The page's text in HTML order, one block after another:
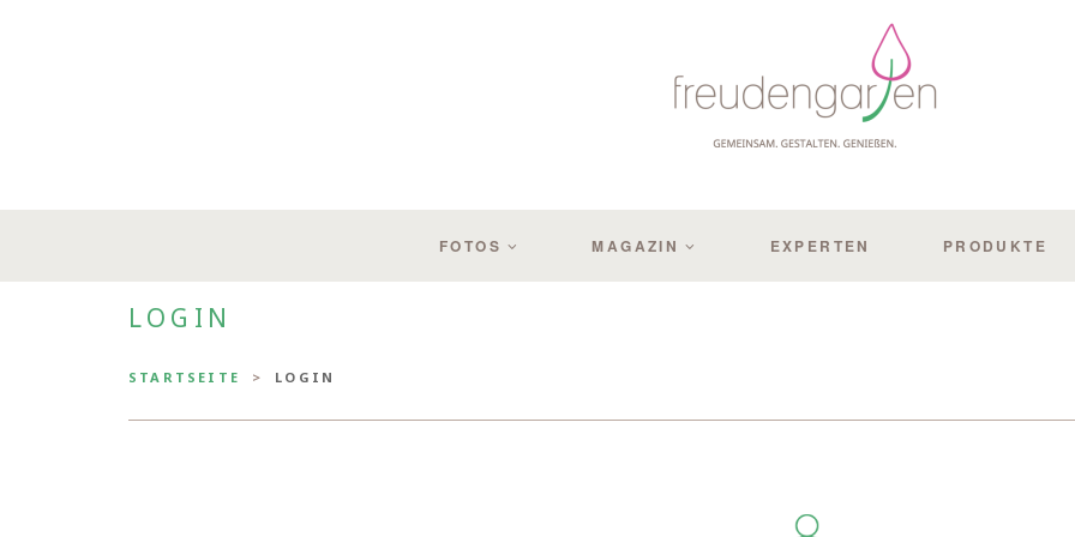
FOTOS MAGAZIN EXPERTEN PRODUKTE
LOGIN
STARTSEITE LOGIN